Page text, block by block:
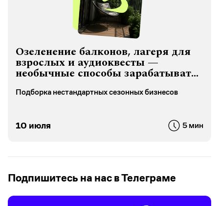
Озеленение балконов, лагеря для
взрослых и аудиоквесты —
необычные способы зарабатывать
Подборка нестандартных сезонных бизнесов
10 июля 5 мин
Подпишитесь на нас в Телеграме